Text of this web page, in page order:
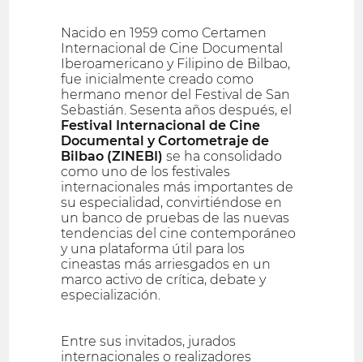
Nacido en 1959 como Certamen
Internacional de Cine Documental
Iberoamericano y Filipino de Bilbao,
fue inicialmente creado como
hermano menor del Festival de San
Sebastián. Sesenta años después, el
Festival Internacional de Cine
Documental y Cortometraje de
Bilbao (ZINEBI) se ha consolidado
como uno de los festivales
internacionales más importantes de
su especialidad, convirtiéndose en
un banco de pruebas de las nuevas
tendencias del cine contemporáneo
y una plataforma útil para los
cineastas más arriesgados en un
marco activo de crítica, debate y
especialización.
Entre sus invitados, jurados
internacionales o realizadores